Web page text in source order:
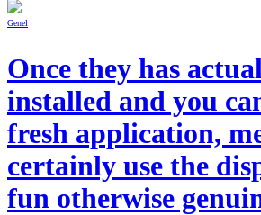
Genel
Once they has
installed and you
fresh application,
certainly use the
fun otherwise